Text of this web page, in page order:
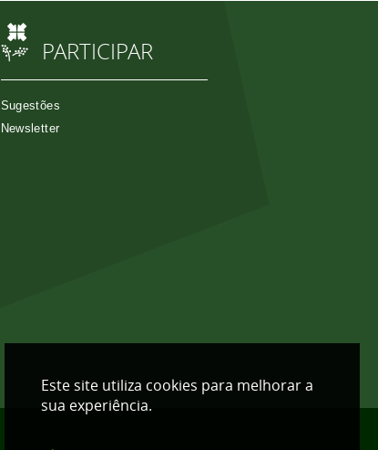
PARTICIPAR
Sugestões
Newsletter
Este site utiliza cookies para melhorar a
sua experiência.